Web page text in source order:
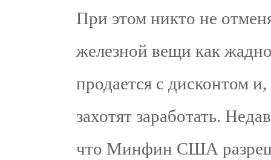
При этом никто не
железной вещи как
продается с дисконтом
захотят заработать.
что Минфин США